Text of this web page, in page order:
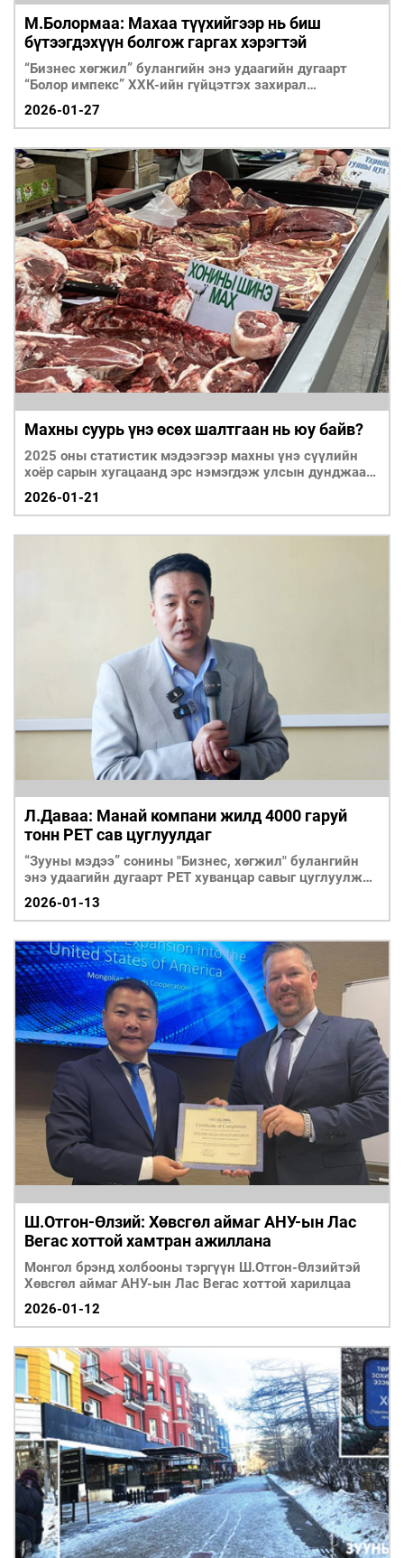
М.Болормаа: Махаа түүхийгээр нь биш
бүтээгдэхүүн болгож гаргах хэрэгтэй
“Бизнес хөгжил” булангийн энэ удаагийн дугаарт
“Болор импекс” ХХК-ийн гүйцэтгэх захирал
М.Болормааг урьж ярилцлаа.
2026-01-27
Махны суурь үнэ өсөх шалтгаан нь юу байв?
2025 оны статистик мэдээгээр махны үнэ сүүлийн
хоёр сарын хугацаанд эрс нэмэгдэж улсын дунджаар
ү
2026-01-21
Л.Даваа: Манай компани жилд 4000 гаруй
тонн РЕТ сав цуглуулдаг
​​​​​​​“Зууны мэдээ” сонины "Бизнес, хөгжил" булангийн
энэ удаагийн дугаарт PЕТ хуванцар савыг цуглуулж
дахин болов
2026-01-13
Ш.Отгон-Өлзий: Хөвсгөл аймаг АНУ-ын Лас
Вегас хоттой хамтран ажиллана
Монгол брэнд холбооны тэргүүн Ш.Отгон-Өлзийтэй
Хөвсгөл аймаг АНУ-ын Лас Вегас хоттой харилцаа
2026-01-12